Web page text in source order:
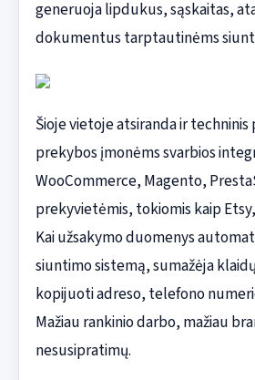
generuoja lipdukus, sąskaitas,
dokumentus tarptautinėms
Šioje vietoje atsiranda ir techninis
prekybos įmonėms svarbios
WooCommerce, Magento,
prekyvietėmis, tokiomis kaip
Kai užsakymo duomenys
siuntimo sistemą, sumažėja
kopijuoti adreso, telefono
Mažiau rankinio darbo, mažiau
nesusipratimų.